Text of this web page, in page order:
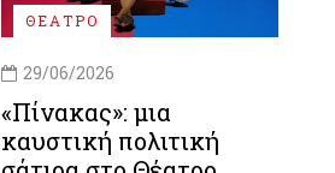
ΘΕΑΤΡΟ
29/06/2026
«Πίνακας»: μια
καυστική πολιτική